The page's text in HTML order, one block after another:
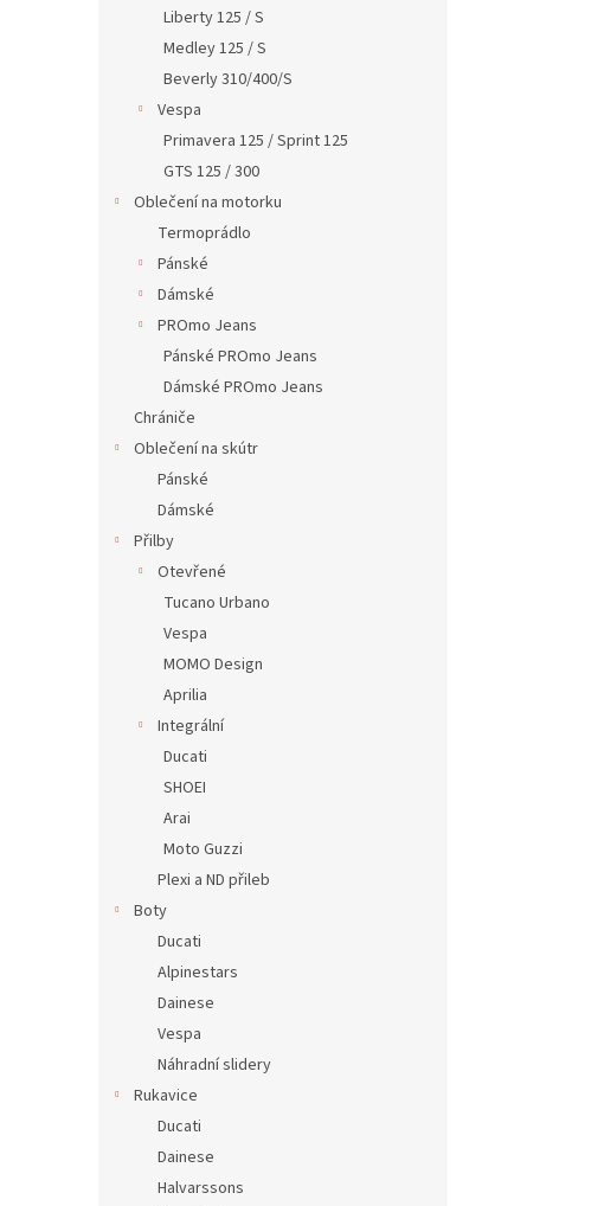
Liberty 125 / S
Medley 125 / S
Beverly 310/400/S
Vespa
Primavera 125 / Sprint 125
GTS 125 / 300
Oblečení na motorku
Termoprádlo
Pánské
Dámské
PROmo Jeans
Pánské PROmo Jeans
Dámské PROmo Jeans
Chrániče
Oblečení na skútr
Pánské
Dámské
Přilby
Otevřené
Tucano Urbano
Vespa
MOMO Design
Aprilia
Integrální
Ducati
SHOEI
Arai
Moto Guzzi
Plexi a ND přileb
Boty
Ducati
Alpinestars
Dainese
Vespa
Náhradní slidery
Rukavice
Ducati
Dainese
Halvarssons